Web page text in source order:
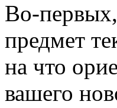
Во-первых,
предмет
на что
вашего